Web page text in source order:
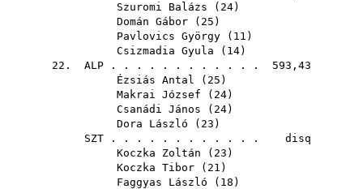
Szuromi Balázs ( 24)
Domán Gábor ( 25 )
Pavlovics György ( 11 )
Csizmadia Gyula ( 14)
22. ALP . . . . . . . . . . . . 593,43
Ézsiás Antal ( 25 )
Makrai József ( 24)
Csanádi János ( 24)
Dora László ( 23 )
SZT . . . . . . . . . . . . disq
Koczka Zoltán ( 23 )
Koczka Tibor ( 21 )
Faggyas László ( 18 )